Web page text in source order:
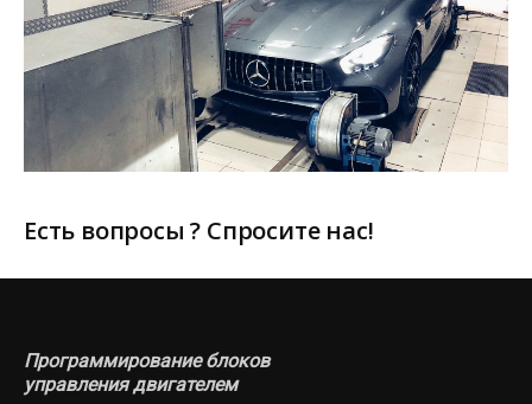
Есть вопросы ? Спросите нас!
Программирование блоков
управления двигателем